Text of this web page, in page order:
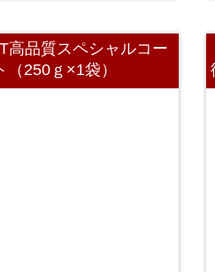
高品質スペシャルコー
250ｇ×1袋）